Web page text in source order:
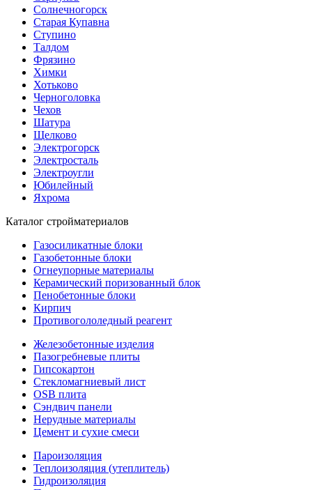
Солнечногорск
Старая Купавна
Ступино
Талдом
Фрязино
Химки
Хотьково
Черноголовка
Чехов
Шатура
Щелково
Электрогорск
Электросталь
Электроугли
Юбилейный
Яхрома
Каталог стройматериалов
Газосиликатные блоки
Газобетонные блоки
Огнеупорные материалы
Керамический поризованный блок
Пенобетонные блоки
Кирпич
Противогололедный реагент
Железобетонные изделия
Пазогребневые плиты
Гипсокартон
Стекломагниевый лист
OSB плита
Сэндвич панели
Нерудные материалы
Цемент и сухие смеси
Пароизоляция
Теплоизоляция (утеплитель)
Гидроизоляция